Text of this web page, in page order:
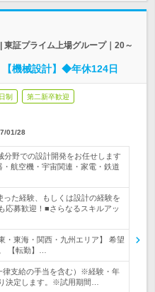
証プライム上場グループ｜20～
機械設計】◆年休124日
制 第二新卒歓迎
01/28
分野での設計開発をお任せします
航空機・宇宙関連・家電・鉄道
った経験、もしくは設計の経験を
応募歓迎！■さらなるスキルアッ
・東海・関西・九州エリア】 希望
【転勤】…
律支給の手当を含む）※経験・年
決定します。※試用期間…